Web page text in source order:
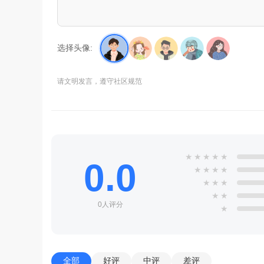
选择头像:
请文明发言，遵守社区规范
0.0
0人评分
★ ★ ★ ★ ★
★ ★ ★ ★
★ ★ ★
★ ★
★
全部 好评 中评 差评